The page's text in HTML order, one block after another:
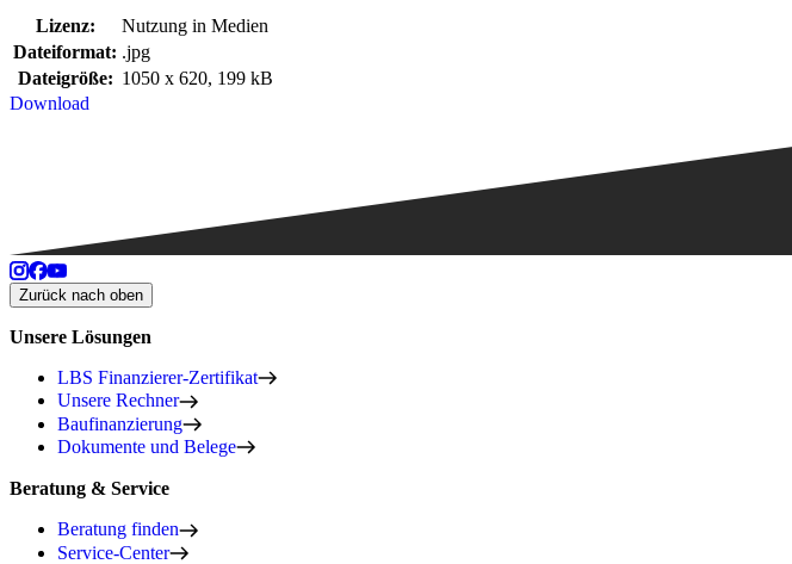
Lizenz:
Nutzung in Medien
Dateiformat: .jpg
Dateigröße: 1050 x 620, 199 kB
Download
Zurück nach oben
Unsere Lösungen
LBS Finanzierer-Zertifikat
Unsere Rechner
Baufinanzierung
Dokumente und Belege
Beratung & Service
Beratung finden
Service-Center